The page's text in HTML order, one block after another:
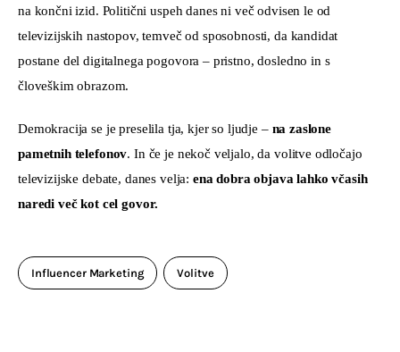
na končni izid. Politični uspeh danes ni več odvisen le od
televizijskih nastopov, temveč od sposobnosti, da kandidat
postane del digitalnega pogovora – pristno, dosledno in s
človeškim obrazom.
Demokracija se je preselila tja, kjer so ljudje – na zaslone
pametnih telefonov. In če je nekoč veljalo, da volitve odločajo
televizijske debate, danes velja: ena dobra objava lahko včasih
naredi več kot cel govor.
Influencer Marketing Volitve